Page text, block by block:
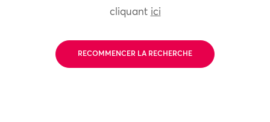
cliquant ici
RECOMMENCER LA RECHERCHE